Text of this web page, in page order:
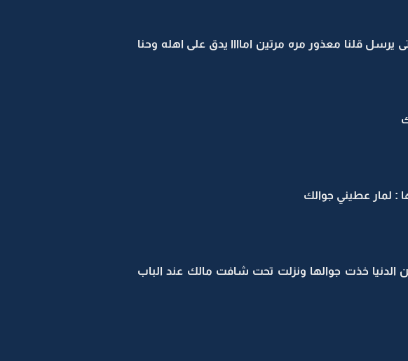
قلنا معذور مره مرتين اماااا يدق على اهله وحنا
لمار عطيني جوالك
خذت جوالها ونزلت تحت شافت مالك عند الباب